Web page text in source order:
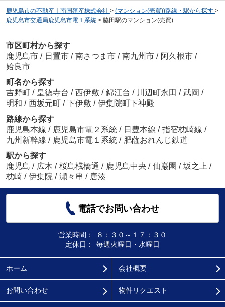
鹿児島市の不動産｜南国殖産株式会社 > (マンション(売買))路線・駅から探す >
鹿児島市交通局鹿児島市電１系統 > 脇田駅のマンション(売買)
市区町村から探す
鹿児島市 / 日置市 / 南さつま市 / 南九州市 / 阿久根市 /
姶良市
町名から探す
吉野町 / 皇徳寺台 / 西伊敷 / 錦江台 / 川辺町永田 / 武岡 /
明和 / 西坂元町 / 下伊敷 / 伊集院町下神殿
路線から探す
鹿児島本線 / 鹿児島市電２系統 / 日豊本線 / 指宿枕崎線 /
九州新幹線 / 鹿児島市電１系統 / 肥薩おれんじ鉄道
駅から探す
鹿児島 / 広木 / 桜島桟橋通 / 鹿児島中央 / 仙巌園 / 坂之上 /
枕崎 / 伊集院 / 瀬々串 / 唐湊
電話でお問い合わせ
営業時間：
８：３０～１７：３０
定休日：
毎週火曜日・水曜日
ホーム 会社概要
お問い合わせ 物件リクエスト